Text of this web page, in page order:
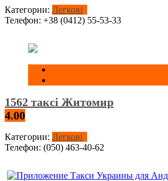
Категории: Легкові
Телефон: +38 (0412) 55-53-33
1562 таксі Житомир
4.00
Категории: Легкові
Телефон: (050) 463-40-62